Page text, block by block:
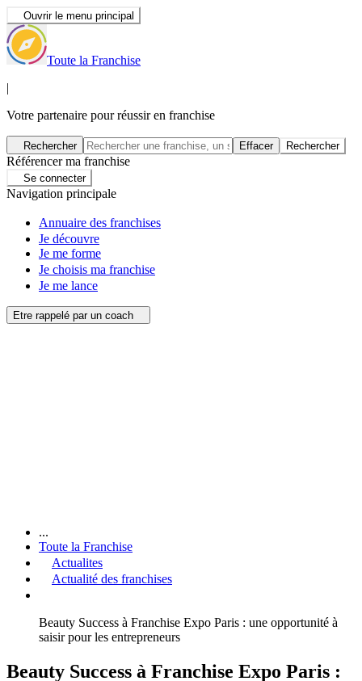
Ouvrir le menu principal
Toute la Franchise
|
Votre partenaire pour réussir en franchise
Rechercher Effacer Rechercher
Référencer ma franchise
Se connecter
Navigation principale
Annuaire des franchises
Je découvre
Je me forme
Je choisis ma franchise
Je me lance
Etre rappelé par un coach
...
Toute la Franchise
Actualites
Actualité des franchises
Beauty Success à Franchise Expo Paris : une opportunité à
saisir pour les entrepreneurs
Beauty Success à Franchise Expo Paris :